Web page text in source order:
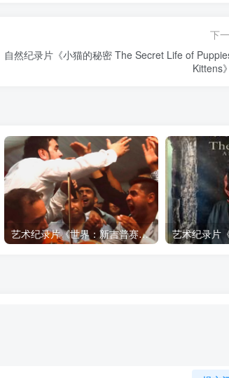
下
自然纪录片《小猫的秘密 The Secret Life of
Kittens
艺术纪录片《世界：新吉普赛之王 This World: The New Gypsy Kings》下载